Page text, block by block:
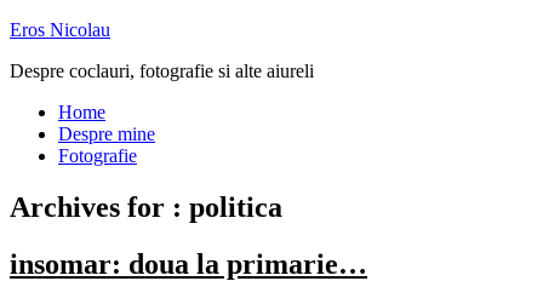
Eros Nicolau
Despre coclauri, fotografie si alte aiureli
Home
Despre mine
Fotografie
Archives for : politica
insomar: doua la primarie…